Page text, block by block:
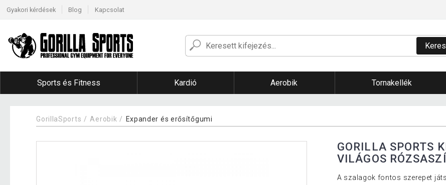
Gyakori kérdések Blog Kapcsolat
Sports és Fitness Kardió Aerobik Tornakellék
GorillaSports Aerobik Expander és erősítőgumi
GORILLA SPORTS
VILÁGOS
A szalagok fontos szerepet